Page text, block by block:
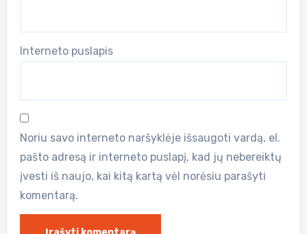
Interneto puslapis
Noriu savo interneto naršyklėje išsaugoti vardą, el.
pašto adresą ir interneto puslapį, kad jų nebereiktų
įvesti iš naujo, kai kitą kartą vėl norėsiu parašyti
komentarą.